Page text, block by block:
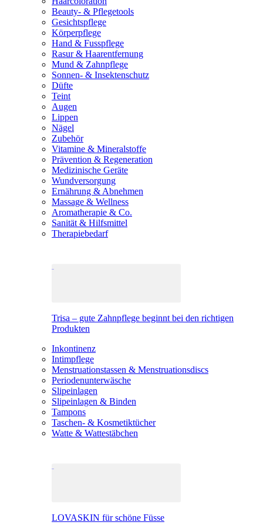
Beauty- & Pflegetools
Gesichtspflege
Körperpflege
Hand & Fusspflege
Rasur & Haarentfernung
Mund & Zahnpflege
Sonnen- & Insektenschutz
Düfte
Teint
Augen
Lippen
Nägel
Zubehör
Vitamine & Mineralstoffe
Prävention & Regeneration
Medizinische Geräte
Wundversorgung
Ernährung & Abnehmen
Massage & Wellness
Aromatherapie & Co.
Sanität & Hilfsmittel
Therapiebedarf
Trisa – gute Zahnpflege beginnt bei den richtigen
Produkten
Inkontinenz
Intimpflege
Menstruationstassen & Menstruationsdiscs
Periodenunterwäsche
Slipeinlagen
Slipeinlagen & Binden
Tampons
Taschen- & Kosmetiktücher
Watte & Wattestäbchen
LOVASKIN für schöne Füsse